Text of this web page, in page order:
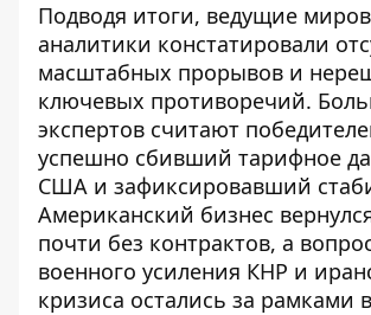
Подводя итоги, ведущие
аналитики констатировали
масштабных прорывов и
ключевых противоречий.
экспертов считают
успешно сбивший тарифное
США и зафиксировавший
Американский бизнес
почти без контрактов, а
военного усиления КНР и
кризиса остались за рамками